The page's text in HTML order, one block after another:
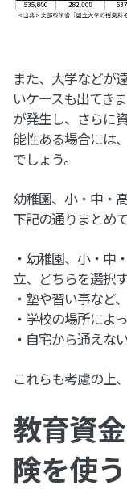
また、大学などが
いケースも出てき
が発生し、さらに
能性ある場合には
でしょう。
幼稚園、小・中・
下記の通りまとめ
・幼稚園、小・中
立、どちらを選択
・塾や習い事など
・学校の場所によ
・自宅から通えな
これらも考慮の上
教育資
険を使う